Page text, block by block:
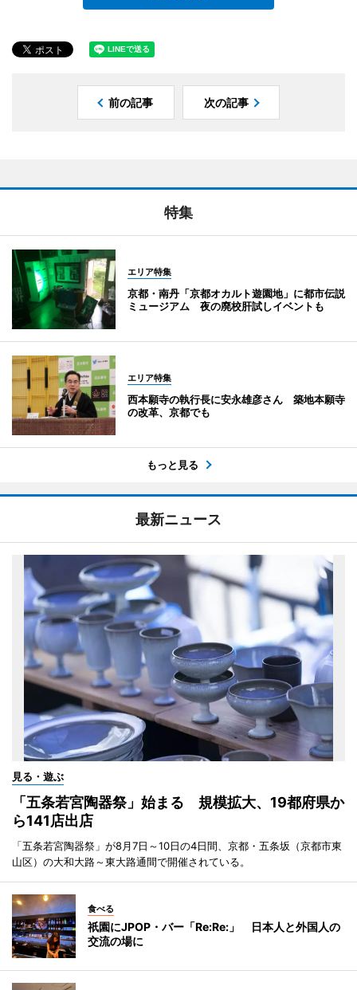
前の記事 次の記事
特集
エリア特集
京都・南丹「京都オカルト遊園地」に都市伝説
ミュージアム 夜の廃校肝試しイベントも
エリア特集
西本願寺の執行長に安永雄彦さん 築地本願寺
の改革、京都でも
もっと見る
最新ニュース
見る・遊ぶ
「五条若宮陶器祭」始まる 規模拡大、19都府県か
ら141店出店
「五条若宮陶器祭」が8月7日～10日の4日間、京都・五条坂（京都市東
山区）の大和大路～東大路通間で開催されている。
食べる
祇園にJPOP・バー「Re:Re:」 日本人と外国人の
交流の場に